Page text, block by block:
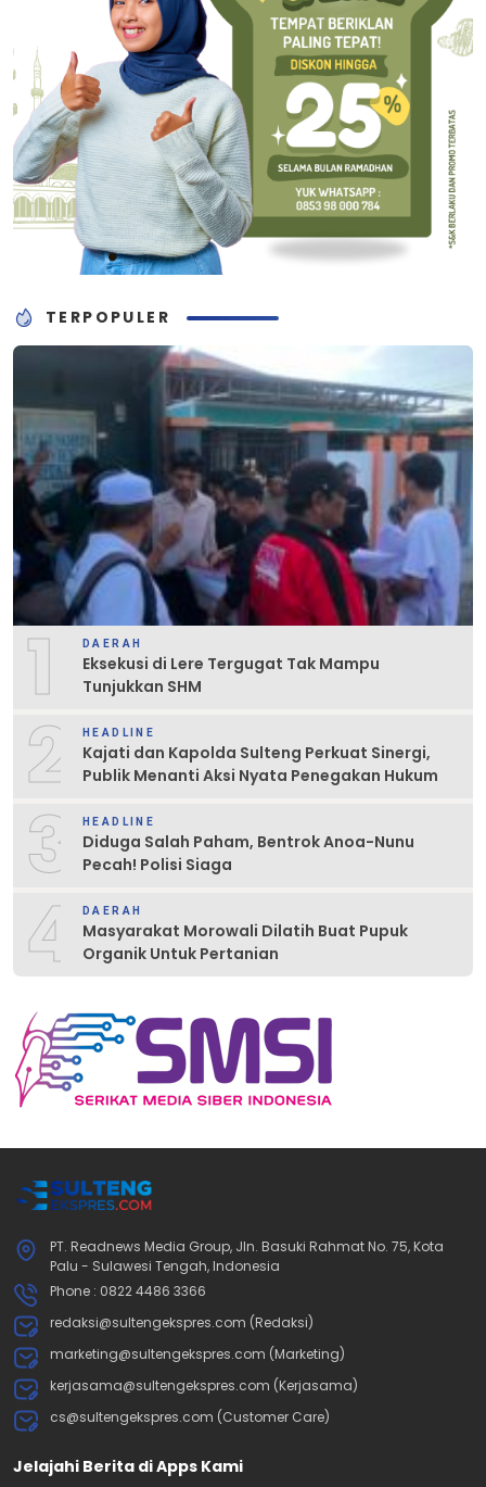
TERPOPULER
1 DAERAH
Eksekusi di Lere Tergugat Tak Mampu
Tunjukkan SHM
2 HEADLINE
Kajati dan Kapolda Sulteng Perkuat Sinergi,
Publik Menanti Aksi Nyata Penegakan Hukum
3 HEADLINE
Diduga Salah Paham, Bentrok Anoa-Nunu
Pecah! Polisi Siaga
4 DAERAH
Masyarakat Morowali Dilatih Buat Pupuk
Organik Untuk Pertanian
PT. Readnews Media Group, Jln. Basuki Rahmat No. 75, Kota
Palu - Sulawesi Tengah, Indonesia
Phone : 0822 4486 3366
redaksi@sultengekspres.com (Redaksi)
marketing@sultengekspres.com (Marketing)
kerjasama@sultengekspres.com (Kerjasama)
cs@sultengekspres.com (Customer Care)
Jelajahi Berita di Apps Kami